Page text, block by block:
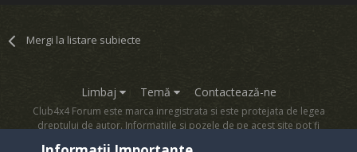
Mergi la listare subiecte
Limbaj Temă Contactează-ne
Club4x4 Forum este marca inregistrata si este protejata de legea
dreptului de autor. Informatiile si pozele de pe acest site pot fi